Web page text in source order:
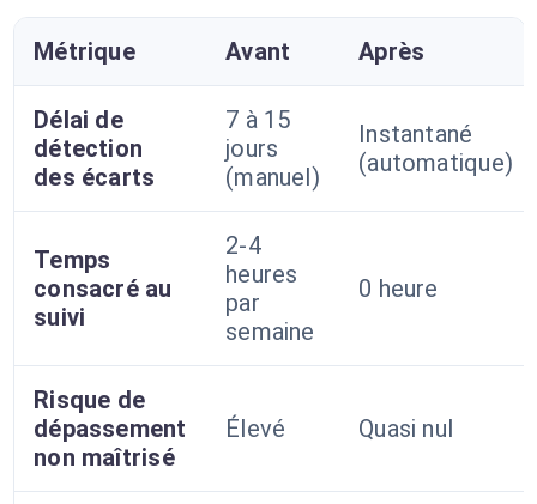
Métrique Avant Après
Délai de
détection
des écarts
7 à 15
jours
(manuel)
Instantané
(automatique)
Temps
consacré au
suivi
2-4
heures
par
semaine
0 heure
Risque de
dépassement
non maîtrisé
Élevé Quasi nul